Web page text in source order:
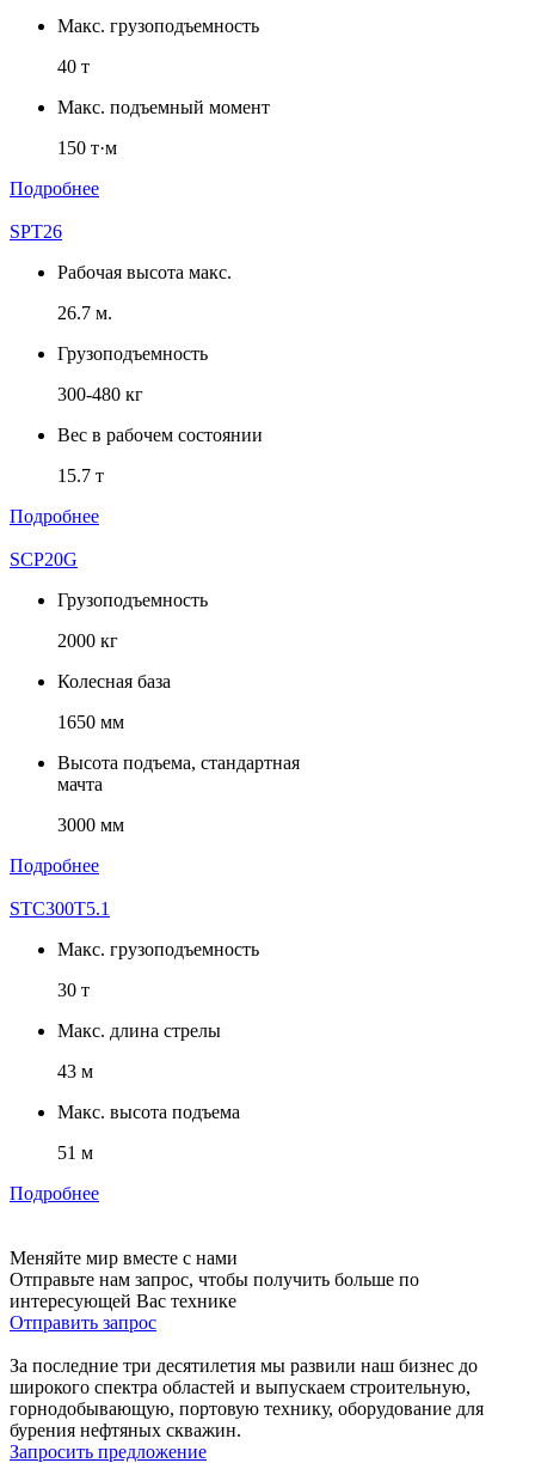
Макс. грузоподъемность
40 т
Макс. подъемный момент
150 т·м
Подробнее
SPT26
Рабочая высота макс.
26.7 м.
Грузоподъемность
300-480 кг
Вес в рабочем состоянии
15.7 т
Подробнее
SCP20G
Грузоподъемность
2000 кг
Колесная база
1650 мм
Высота подъема, стандартная
мачта
3000 мм
Подробнее
STC300T5.1
Макс. грузоподъемность
30 т
Макс. длина стрелы
43 м
Макс. высота подъема
51 м
Подробнее
Меняйте мир вместе с нами
Отправьте нам запрос, чтобы получить больше по
интересующей Вас технике
Отправить запрос
За последние три десятилетия мы развили наш бизнес до
широкого спектра областей и выпускаем строительную,
горнодобывающую, портовую технику, оборудование для
бурения нефтяных скважин.
Запросить предложение